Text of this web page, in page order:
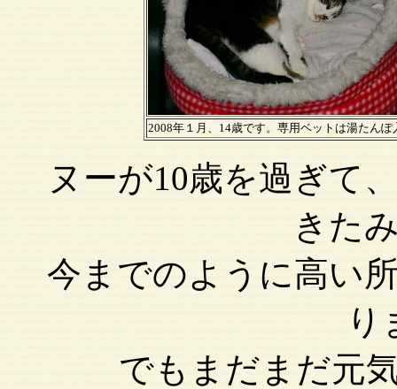
2008年１月、14歳です。専用ベットは湯たんぽ
ヌーが10歳を過ぎて
きた
今までのように高い
り
でもまだまだ元